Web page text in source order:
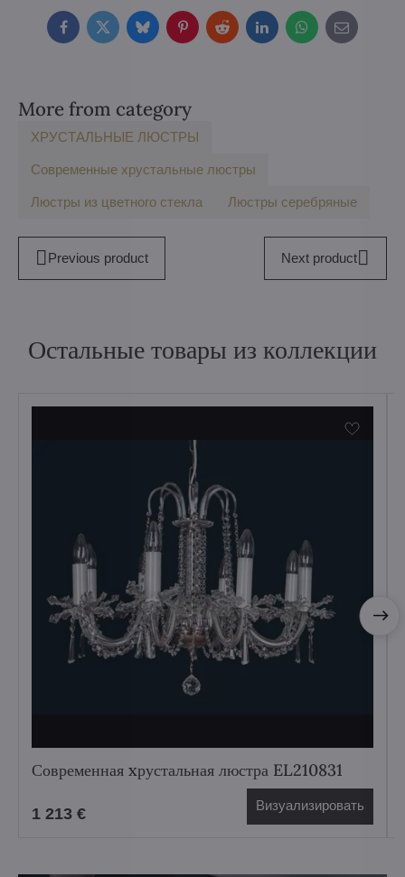
FacebookTwitterBlueskyPinterestRedditLinkedInWhatsApp
E-
mail
More from category
ХРУСТАЛЬНЫЕ ЛЮСТРЫ
Современные хрустальные люстры
Люстры из цветного стекла Люстры серебряные
Previous product Next product
Остальные товары из коллекции
Современная xрустальная люстра EL210831
1 213 € Визуализировать